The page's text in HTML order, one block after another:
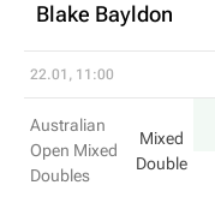
Blake Bayldon
22.01, 11:00
Australian
Open Mixed
Doubles
Mixed
Double